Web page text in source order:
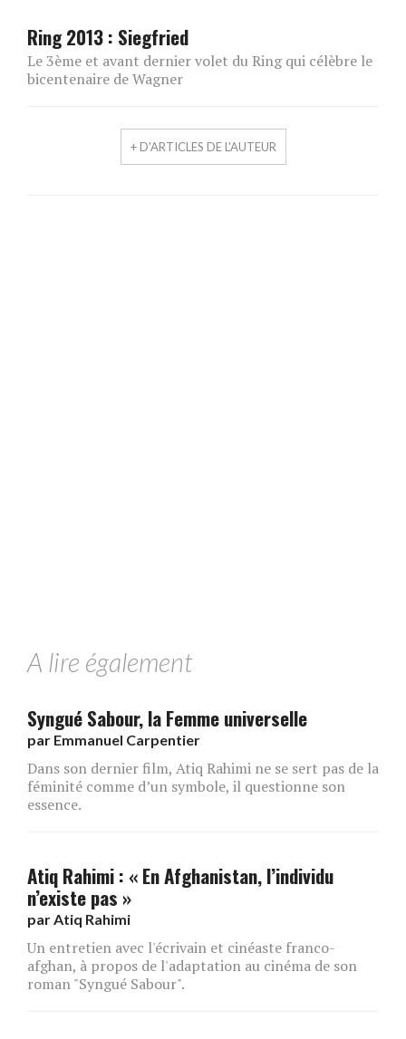
Ring 2013 : Siegfried
Le 3ème et avant dernier volet du Ring qui célèbre le
bicentenaire de Wagner
+ D'ARTICLES DE L'AUTEUR
A lire également
Syngué Sabour, la Femme universelle
par Emmanuel Carpentier
Dans son dernier film, Atiq Rahimi ne se sert pas de la
féminité comme d’un symbole, il questionne son
essence.
Atiq Rahimi : « En Afghanistan, l’individu
n’existe pas »
parAtiq Rahimi
Un entretien avec l'écrivain et cinéaste franco-
afghan, à propos de l'adaptation au cinéma de son
roman "Syngué Sabour".